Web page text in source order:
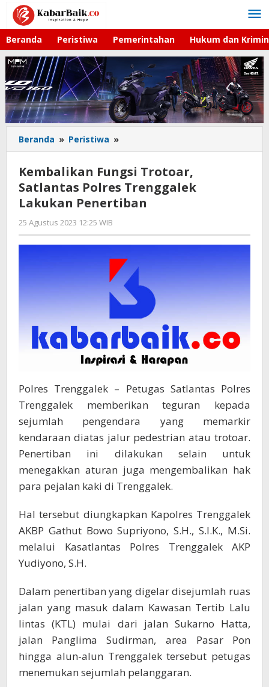
Lewati
konten
Beranda Peristiwa Pemerintahan Hukum dan
Beranda » Peristiwa »
Fungsi
Trotoar,
Satlantas
Polres
Trenggalek
Kembalikan Fungsi Trotoar,
Satlantas Polres Trenggalek
Lakukan Penertiban
25 Agustus 2023 12:25 WIB
Kabar
Baik
02
Polres Trenggalek – Petugas Satlantas Polres
Trenggalek memberikan teguran kepada
sejumlah pengendara yang memarkir
kendaraan diatas jalur pedestrian atau trotoar.
Penertiban ini dilakukan selain untuk
menegakkan aturan juga mengembalikan hak
para pejalan kaki di Trenggalek.
Hal tersebut diungkapkan Kapolres Trenggalek
AKBP Gathut Bowo Supriyono, S.H., S.I.K., M.Si.
melalui Kasatlantas Polres Trenggalek AKP
Yudiyono, S.H.
Dalam penertiban yang digelar disejumlah ruas
jalan yang masuk dalam Kawasan Tertib Lalu
lintas (KTL) mulai dari jalan Sukarno Hatta,
jalan Panglima Sudirman, area Pasar Pon
hingga alun-alun Trenggalek tersebut petugas
menemukan sejumlah pelanggaran.